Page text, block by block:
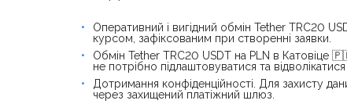
Оперативний і вигідний обмін Tether TRC20
курсом, зафіксованим при створенні заявки.
Обмін Tether TRC20 USDT на PLN в Катовіце
не потрібно підлаштовуватися та
Дотримання конфіденційності. Для захисту
через захищений платіжний шлюз.